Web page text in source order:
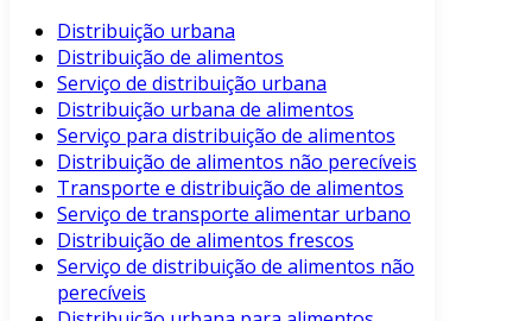
Distribuição urbana
Distribuição de alimentos
Serviço de distribuição urbana
Distribuição urbana de alimentos
Serviço para distribuição de alimentos
Distribuição de alimentos não perecíveis
Transporte e distribuição de alimentos
Serviço de transporte alimentar urbano
Distribuição de alimentos frescos
Serviço de distribuição de alimentos não
perecíveis